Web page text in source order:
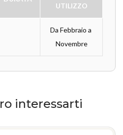
UTILIZZO
Da Febbraio a
Novembre
interessarti